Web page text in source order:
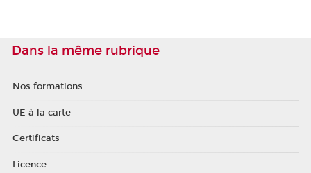
Dans la même rubrique
Nos formations
UE à la carte
Certificats
Licence